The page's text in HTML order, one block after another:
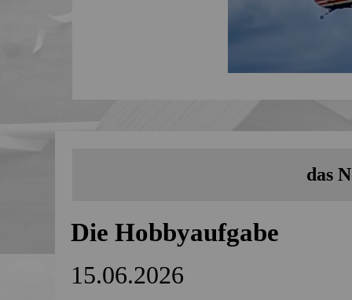
das
Die Hobbyaufgabe
15.06.2026